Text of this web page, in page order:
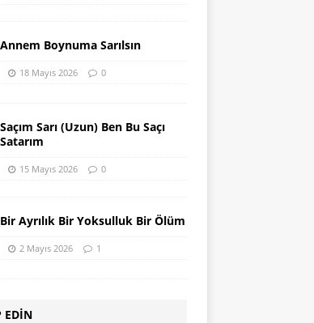
Annem Boynuma Sarılsın
18 Mayıs 2026 0
Saçım Sarı (Uzun) Ben Bu Saçı
Satarım
15 Mayıs 2026 0
Bir Ayrılık Bir Yoksulluk Bir Ölüm
2 Mayıs 2026 1
EDIN